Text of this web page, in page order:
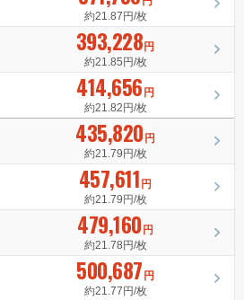
約21.87円/枚
393,228円
約21.85円/枚
414,656 円
約21.82円/枚
435,820 円
約21.79円/枚
457,611 円
約21.79円/枚
479,160 円
約21.78円/枚
500,687 円
約21.77円/枚